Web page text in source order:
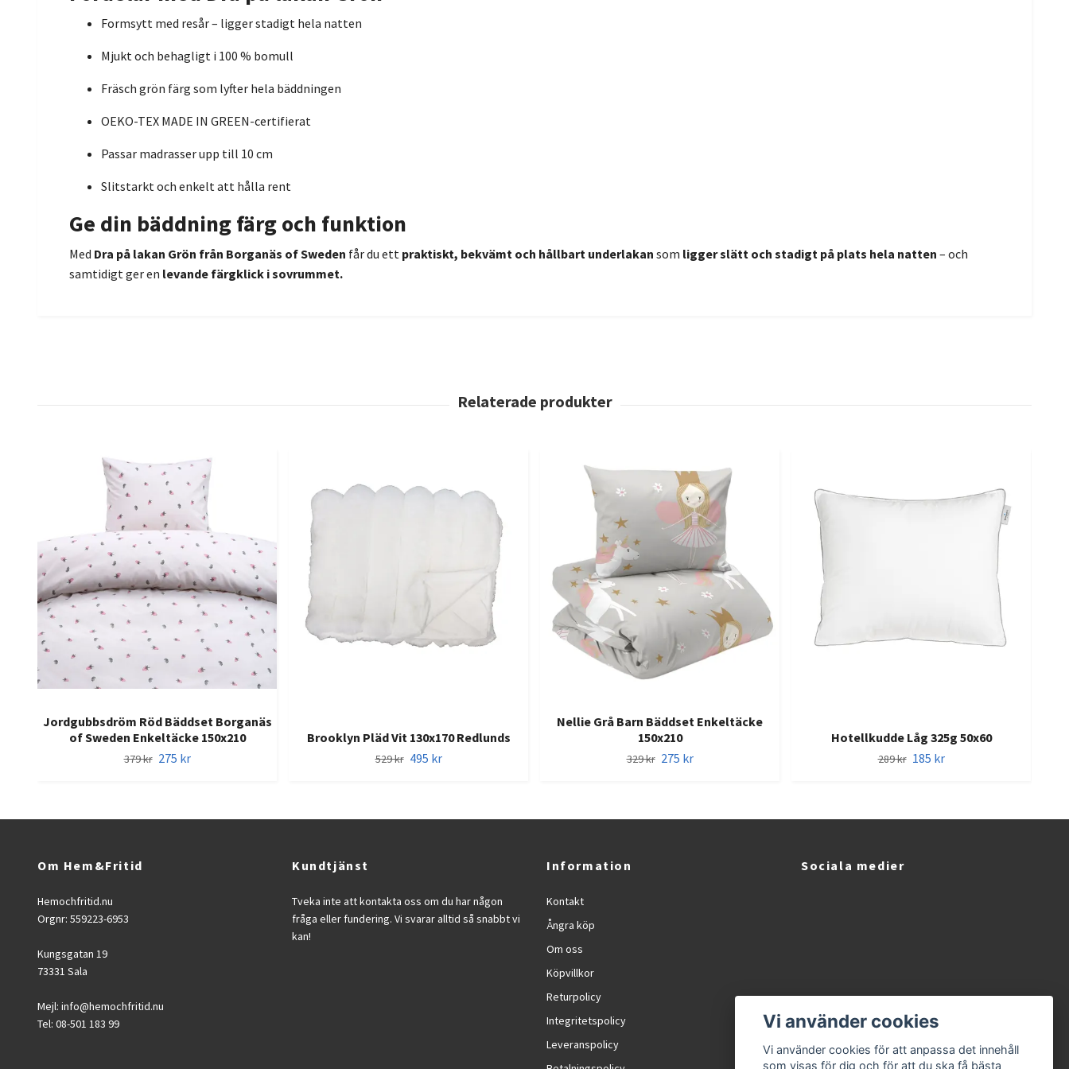
Formsytt med resår – ligger stadigt hela natten
Mjukt och behagligt i 100 % bomull
Fräsch grön färg som lyfter hela bäddningen
OEKO-TEX MADE IN GREEN-certifierat
Passar madrasser upp till 10 cm
Slitstarkt och enkelt att hålla rent
Ge din bäddning färg och funktion
Med Dra på lakan Grön från Borganäs of Sweden får du ett praktiskt, bekvämt och hållbart underlakan som ligger slätt och stadigt på plats hela natten – och
samtidigt ger en levande färgklick i sovrummet.
Jordgubbsdröm Röd Bäddset Borganäs
of Sweden Enkeltäcke 150x210
379 kr 275 kr
Brooklyn Pläd Vit 130x170 Redlunds
529 kr 495 kr
Nellie Grå Barn Bäddset Enkeltäcke
150x210
329 kr 275 kr
Hotellkudde Låg 325g 50x60
289 kr 185 kr
Om Hem&Fritid
Hemochfritid.nu
Orgnr: 559223-6953
Kungsgatan 19
73331 Sala
Mejl: info@hemochfritid.nu
Tel: 08-501 183 99
Kundtjänst
Tveka inte att kontakta oss om du har någon
fråga eller fundering. Vi svarar alltid så snabbt vi
kan!
Information
Kontakt
Ångra köp
Om oss
Köpvillkor
Returpolicy
Integritetspolicy
Leveranspolicy
Sociala medier
Vi använder cookies
Vi använder cookies för att anpassa det innehåll
som visas för dig och för att du ska få bästa